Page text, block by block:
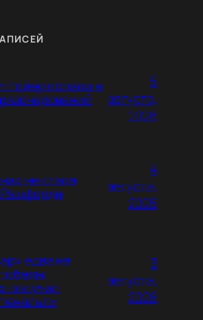
Нойер попали в
5
августа,
2026
не стала
4
августа,
2026
едва не
получил
3
августа,
2026